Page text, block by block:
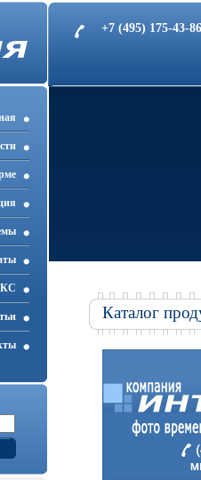
+7 (495) 175-43-
Каталог